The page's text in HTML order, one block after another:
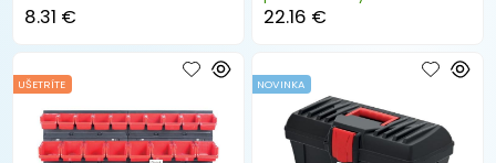
8.31 € 22.16 €
UŠETRÍTE NOVINKA